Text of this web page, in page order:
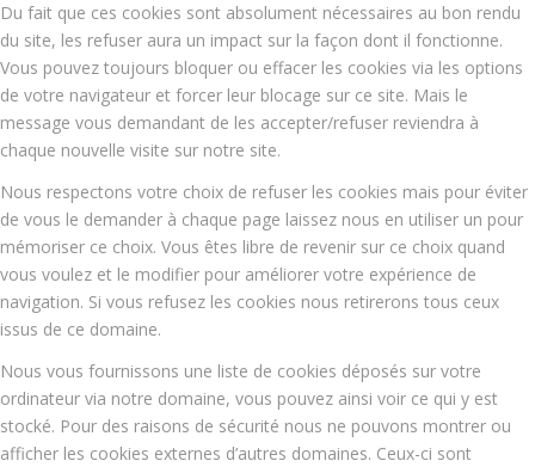
Du fait que ces cookies sont absolument nécessaires au bon rendu
du site, les refuser aura un impact sur la façon dont il fonctionne.
Vous pouvez toujours bloquer ou effacer les cookies via les options
de votre navigateur et forcer leur blocage sur ce site. Mais le
message vous demandant de les accepter/refuser reviendra à
chaque nouvelle visite sur notre site.
Nous respectons votre choix de refuser les cookies mais pour éviter
de vous le demander à chaque page laissez nous en utiliser un pour
mémoriser ce choix. Vous êtes libre de revenir sur ce choix quand
vous voulez et le modifier pour améliorer votre expérience de
navigation. Si vous refusez les cookies nous retirerons tous ceux
issus de ce domaine.
Nous vous fournissons une liste de cookies déposés sur votre
ordinateur via notre domaine, vous pouvez ainsi voir ce qui y est
stocké. Pour des raisons de sécurité nous ne pouvons montrer ou
afficher les cookies externes d’autres domaines. Ceux-ci sont